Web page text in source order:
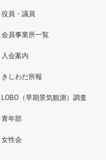
役員・議員
会員事業所一覧
入会案内
きしわだ所報
LOBO（早期景気観測）調査
青年部
女性会